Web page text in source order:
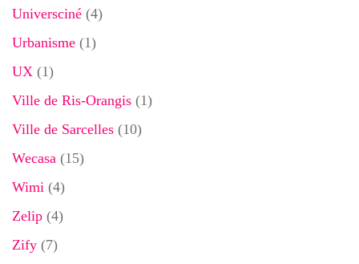
Universciné (4)
Urbanisme (1)
UX (1)
Ville de Ris-Orangis (1)
Ville de Sarcelles (10)
Wecasa (15)
Wimi (4)
Zelip (4)
Zify (7)